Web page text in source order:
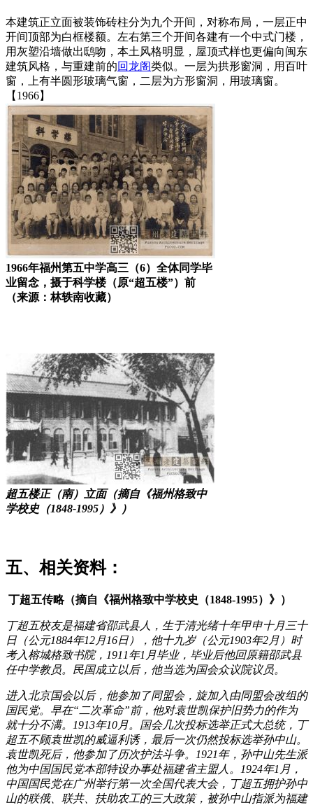
本建筑正立面被装饰砖柱分为九个开间，对称布局，一层正中
开间顶部为白框楼额。左右第三个开间各建有一个中式门楼，
用灰塑沿墙做出鸱吻，本土风格明显，屋顶式样也更偏向闽东
建筑风格，与重建前的回龙阁类似。一层为拱形窗洞，用百叶
窗，上有半圆形玻璃气窗，二层为方形窗洞，用玻璃窗。
【1966】
1966年福州第五中学高三（6）全体同学毕
业留念，摄于科学楼（原“超五楼”）前
（来源：林轶南收藏）
超五楼正（南）立面（摘自《福州格致中
学校史（1848-1995）》）
五、相关资料：
丁超五传略（摘自《福州格致中学校史（1848-1995）》）
丁超五校友是福建省邵武县人，生于清光绪十年甲申十月三十
日（公元1884年12月16日），他十九岁（公元1903年2月）时
考入榕城格致书院，1911年1月毕业，毕业后他回原籍邵武县
任中学教员。民国成立以后，他当选为国会众议院议员。
进入北京国会以后，他参加了同盟会，旋加入由同盟会改组的
国民党。早在“二次革命”前，他对袁世凯保护旧势力的作为
就十分不满。1913年10月。国会几次投标选举正式大总统，丁
超五不顾袁世凯的威逼利诱，最后一次仍然投标选举孙中山。
袁世凯死后，他参加了历次护法斗争。1921年，孙中山先生派
他为中国国民党本部特设办事处福建省主盟人。1924年1月，
中国国民党在广州举行第一次全国代表大会，丁超五拥护孙中
山的联俄、联共、扶助农工的三大政策，被孙中山指派为福建